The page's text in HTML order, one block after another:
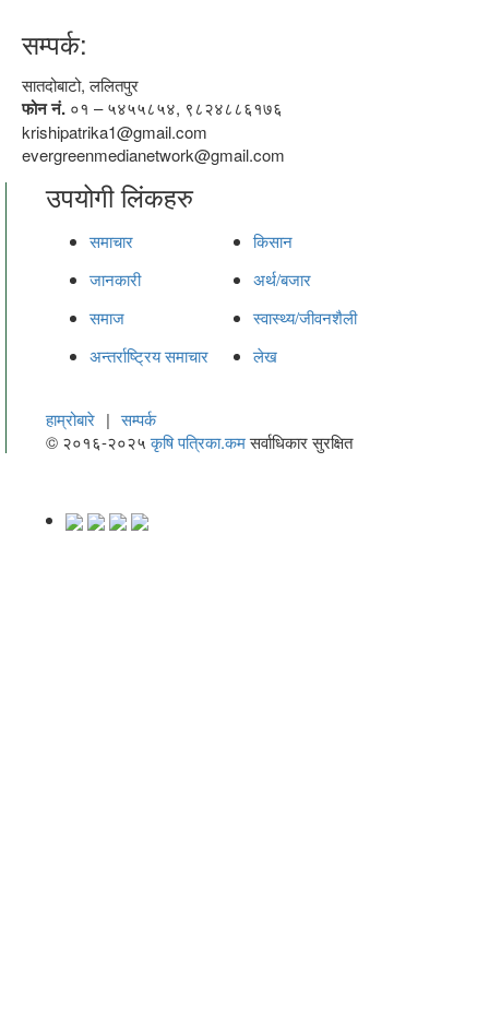
सम्पर्क:
सातदोबाटो, ललितपुर
फोन नं. ०१ – ५४५५८५४, ९८२४८८६१७६
krishipatrika1@gmail.com
evergreenmedianetwork@gmail.com
उपयोगी लिंकहरु
समाचार
किसान
जानकारी
अर्थ/बजार
समाज
स्वास्थ्य/जीवनशैली
अन्तर्राष्ट्रिय समाचार
लेख
हाम्रोबारे | सम्पर्क
© २०१६-२०२५कृषि पत्रिका.कमसर्वाधिकार सुरक्षित